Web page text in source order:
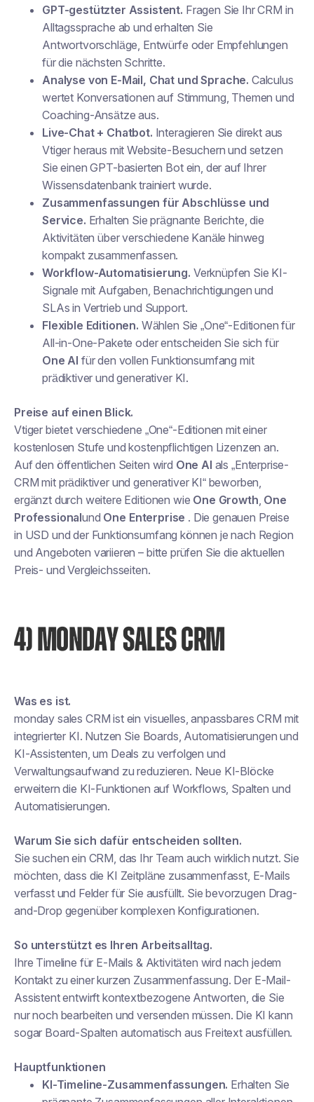
GPT-gestützter Assistent. Fragen Sie Ihr CRM in
Alltagssprache ab und erhalten Sie
Antwortvorschläge, Entwürfe oder Empfehlungen
für die nächsten Schritte.
Analyse von E-Mail, Chat und Sprache. Calculus
wertet Konversationen auf Stimmung, Themen und
Coaching-Ansätze aus.
Live-Chat + Chatbot. Interagieren Sie direkt aus
Vtiger heraus mit Website-Besuchern und setzen
Sie einen GPT-basierten Bot ein, der auf Ihrer
Wissensdatenbank trainiert wurde.
Zusammenfassungen für Abschlüsse und
Service. Erhalten Sie prägnante Berichte, die
Aktivitäten über verschiedene Kanäle hinweg
kompakt zusammenfassen.
Workflow-Automatisierung. Verknüpfen Sie KI-
Signale mit Aufgaben, Benachrichtigungen und
SLAs in Vertrieb und Support.
Flexible Editionen. Wählen Sie „One“-Editionen für
All-in-One-Pakete oder entscheiden Sie sich für
One AI für den vollen Funktionsumfang mit
prädiktiver und generativer KI.
Preise auf einen Blick.
Vtiger bietet verschiedene „One“-Editionen mit einer
kostenlosen Stufe und kostenpflichtigen Lizenzen an.
Auf den öffentlichen Seiten wird One AI als „Enterprise-
CRM mit prädiktiver und generativer KI“ beworben,
ergänzt durch weitere Editionen wie One Growth, One
Professionalund One Enterprise . Die genauen Preise
in USD und der Funktionsumfang können je nach Region
und Angeboten variieren – bitte prüfen Sie die aktuellen
Preis- und Vergleichsseiten.
4) MONDAY SALES CRM
Was es ist.
monday sales CRM ist ein visuelles, anpassbares CRM mit
integrierter KI. Nutzen Sie Boards, Automatisierungen und
KI-Assistenten, um Deals zu verfolgen und
Verwaltungsaufwand zu reduzieren. Neue KI-Blöcke
erweitern die KI-Funktionen auf Workflows, Spalten und
Automatisierungen.
Warum Sie sich dafür entscheiden sollten.
Sie suchen ein CRM, das Ihr Team auch wirklich nutzt. Sie
möchten, dass die KI Zeitpläne zusammenfasst, E-Mails
verfasst und Felder für Sie ausfüllt. Sie bevorzugen Drag-
and-Drop gegenüber komplexen Konfigurationen.
So unterstützt es Ihren Arbeitsalltag.
Ihre Timeline für E-Mails & Aktivitäten wird nach jedem
Kontakt zu einer kurzen Zusammenfassung. Der E-Mail-
Assistent entwirft kontextbezogene Antworten, die Sie
nur noch bearbeiten und versenden müssen. Die KI kann
sogar Board-Spalten automatisch aus Freitext ausfüllen.
Hauptfunktionen
KI-Timeline-Zusammenfassungen. Erhalten Sie